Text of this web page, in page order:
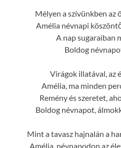
Mélyen a szívünkben az
Amélia névnapi
A nap sugaraiban
Boldog
Virágok illatával, az
Amélia, ma minden
Remény és szeretet,
Boldog névnapot,
Mint a tavasz hajnalán a
Amélia, névnapodon az